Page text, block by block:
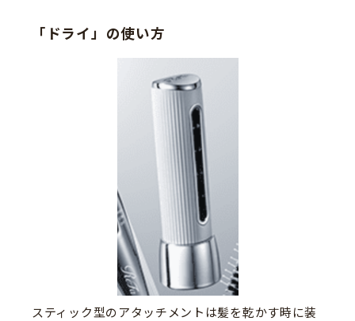
「ドライ」の使い方
スティック型のアタッチメントは髪を乾かす時に装